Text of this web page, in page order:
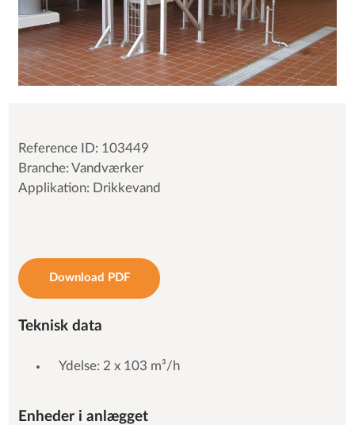
Reference ID: 103449
Branche: Vandværker
Applikation: Drikkevand
Download PDF
Teknisk data
Ydelse: 2 x 103 m³/h
Enheder i anlægget